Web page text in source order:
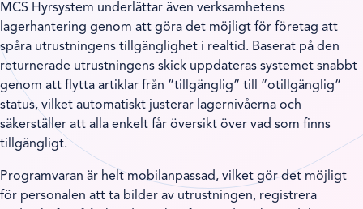
MCS Hyrsystem underlättar även verksamhetens
lagerhantering genom att göra det möjligt för företag att
spåra utrustningens tillgänglighet i realtid. Baserat på den
returnerade utrustningens skick uppdateras systemet snabbt
genom att flytta artiklar från ”tillgänglig” till ”otillgänglig”
status, vilket automatiskt justerar lagernivåerna och
säkerställer att alla enkelt får översikt över vad som finns
tillgängligt.
Programvaran är helt mobilanpassad, vilket gör det möjligt
för personalen att ta bilder av utrustningen, registrera